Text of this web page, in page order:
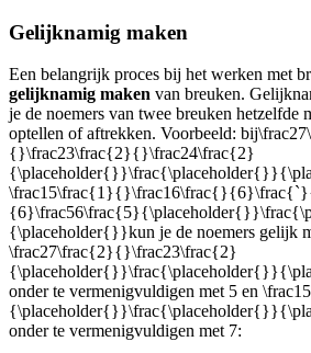
Gelijknamig maken
Een belangrijk proces bij het werken met
gelijknamig maken van breuken.
je de noemers van twee breuken hetzelfde
optellen of aftrekken. Voorbeeld: bij
{}\frac23\frac{2}{}\frac24\frac{2}
{\placeholder{}}kun je de noemers gelijk
\frac27\frac{2}{}\frac23\frac{2}
onder te vermenigvuldigen met 5 en
onder te vermenigvuldigen met 7: